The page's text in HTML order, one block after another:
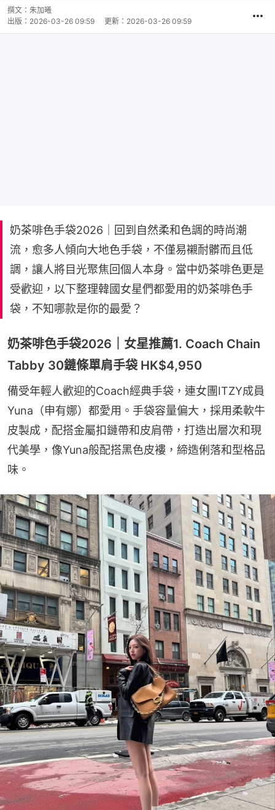
撰文： 朱加曦
出版： 2026-03-26 09:59 更新： 2026-03-26 09:59
奶茶啡色手袋2026｜回到自然柔和色調的時尚潮
流，愈多人傾向大地色手袋，不僅易襯耐髒而且低
調，讓人將目光聚焦回個人本身。當中奶茶啡色更是
受歡迎，以下整理韓國女星們都愛用的奶茶啡色手
袋，不知哪款是你的最愛？
奶茶啡色手袋2026｜女星推薦1. Coach Chain
Tabby 30鏈條單肩手袋 HK$4,950
備受年輕人歡迎的Coach經典手袋，連女團ITZY成員
Yuna（申有娜）都愛用。手袋容量偏大，採用柔軟牛
皮製成，配搭金屬扣鏈帶和皮肩帶，打造出層次和現
代美學，像Yuna般配搭黑色皮褸，締造俐落和型格品
味。